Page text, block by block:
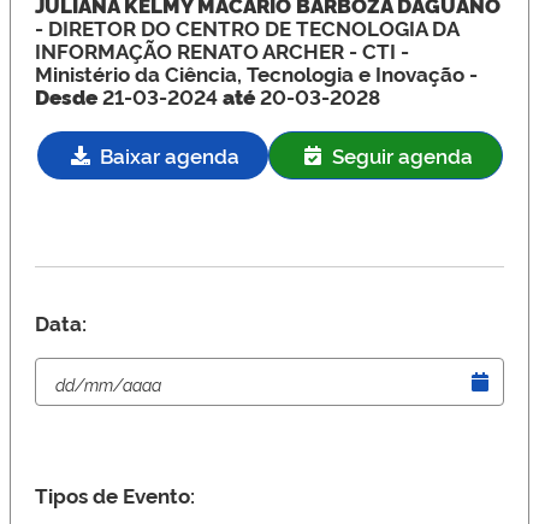
- DIRETOR DO CENTRO DE TECNOLOGIA DA
INFORMAÇÃO RENATO ARCHER - CTI -
Ministério da Ciência, Tecnologia e Inovação -
Desde21-03-2024até20-03-2028
Baixar agenda Seguir agenda
Data:
Tipos de Evento: